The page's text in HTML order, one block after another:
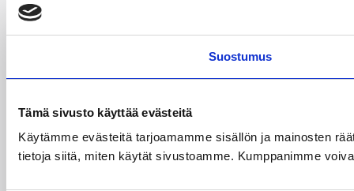
Suostumus
Tämä sivusto käyttää evästeitä
Käytämme evästeitä tarjoamamme sisällön ja mainosten
tietoja siitä, miten käytät sivustoamme. Kumppanimme